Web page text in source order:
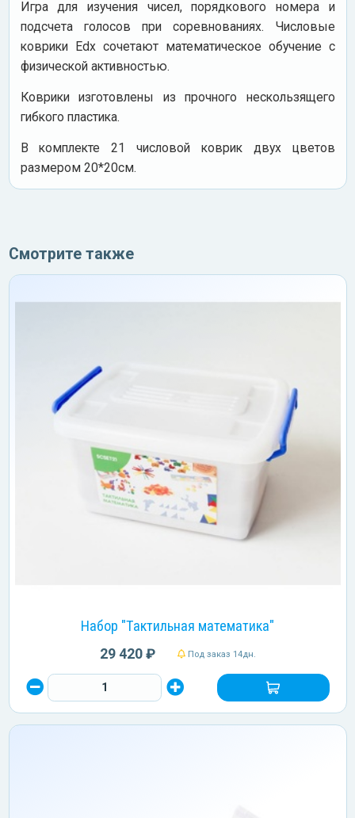
Игра для изучения чисел, порядкового номера и
подсчета голосов при соревнованиях. Числовые
коврики Edx сочетают математическое обучение с
физической активностью.
Коврики изготовлены из прочного нескользящего
гибкого пластика.
В комплекте 21 числовой коврик двух цветов
размером 20*20см.
Смотрите также
Набор "Тактильная математика"
29 420 ₽ Под заказ 14дн.